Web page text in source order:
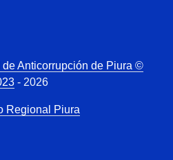
Anticorrupción de Piura ©
- 2026
Regional Piura